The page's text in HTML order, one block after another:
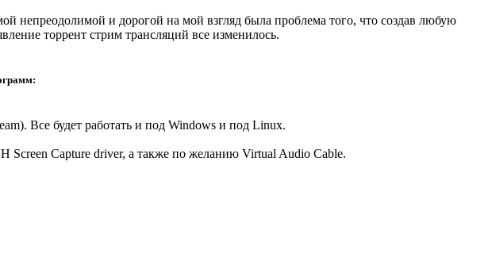
непреодолимой и дорогой на мой взгляд была проблема того, что создав любую
торрент стрим трансляций все изменилось.
Все будет работать и под Windows и под Linux.
Screen Capture driver, а также по желанию Virtual Audio Cable.